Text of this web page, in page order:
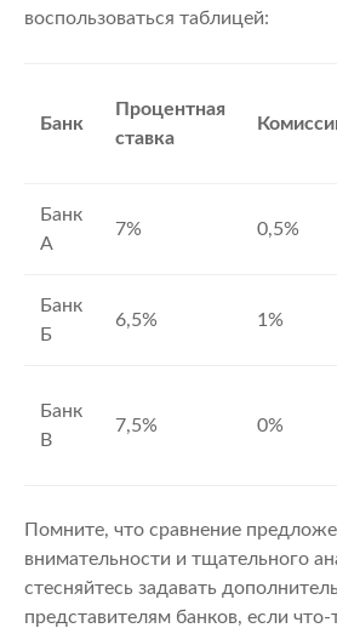
воспользоваться таблицей:
Банк
Процентная
ставка
Банк
А
7% 0,5%
Банк
Б
6,5% 1%
Банк
В
7,5% 0%
Помните, что сравнение
внимательности и тщательного
стесняйтесь задавать
представителям банков, если что-